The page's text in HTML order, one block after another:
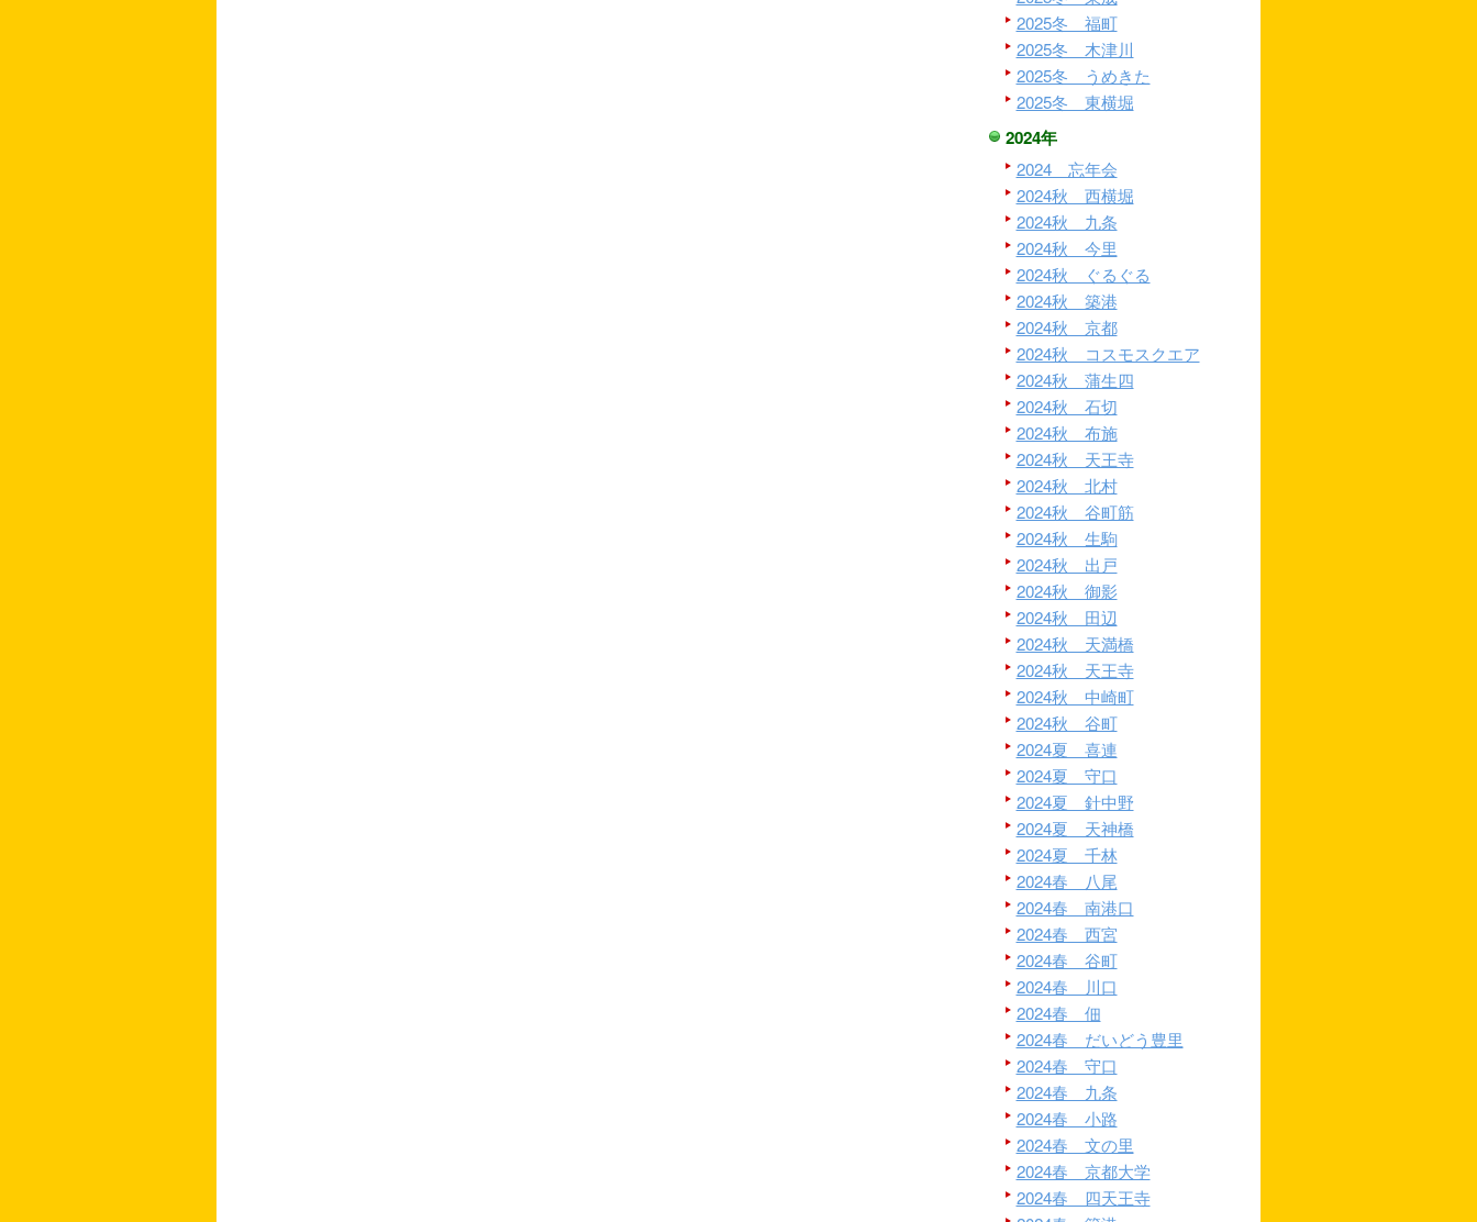
2025冬 福町
2025冬 木津川
2025冬 うめきた
2025冬 東横堀
2024年
2024 忘年会
2024秋 西横堀
2024秋 九条
2024秋 今里
2024秋 ぐるぐる
2024秋 築港
2024秋 京都
2024秋 コスモスクエア
2024秋 蒲生四
2024秋 石切
2024秋 布施
2024秋 天王寺
2024秋 北村
2024秋 谷町筋
2024秋 生駒
2024秋 出戸
2024秋 御影
2024秋 田辺
2024秋 天満橋
2024秋 天王寺
2024秋 中崎町
2024秋 谷町
2024夏 喜連
2024夏 守口
2024夏 針中野
2024夏 天神橋
2024夏 千林
2024春 八尾
2024春 南港口
2024春 西宮
2024春 谷町
2024春 川口
2024春 佃
2024春 だいどう豊里
2024春 守口
2024春 九条
2024春 小路
2024春 文の里
2024春 京都大学
2024春 四天王寺